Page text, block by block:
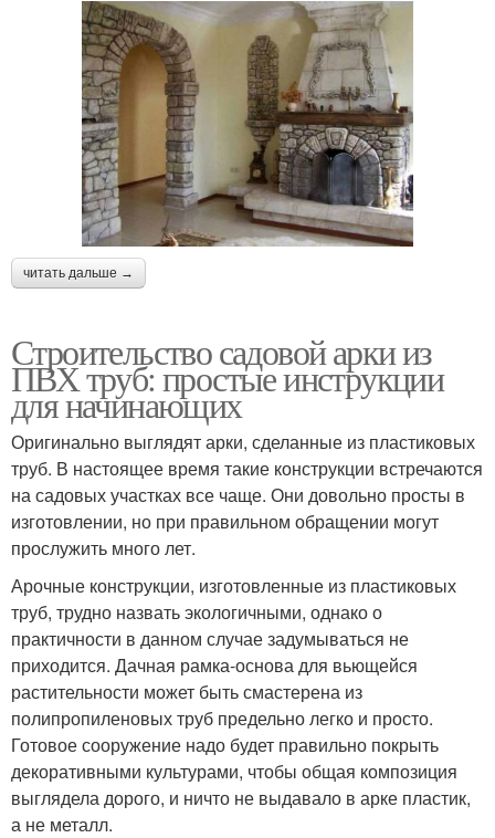
читать дальше →
Строительство садовой арки из
ПВХ труб: простые инструкции
для начинающих
Оригинально выглядят арки, сделанные из пластиковых
труб. В настоящее время такие конструкции встречаются
на садовых участках все чаще. Они довольно просты в
изготовлении, но при правильном обращении могут
прослужить много лет.
Арочные конструкции, изготовленные из пластиковых
труб, трудно назвать экологичными, однако о
практичности в данном случае задумываться не
приходится. Дачная рамка-основа для вьющейся
растительности может быть смастерена из
полипропиленовых труб предельно легко и просто.
Готовое сооружение надо будет правильно покрыть
декоративными культурами, чтобы общая композиция
выглядела дорого, и ничто не выдавало в арке пластик,
а не металл.